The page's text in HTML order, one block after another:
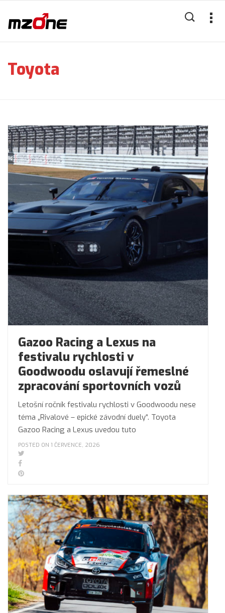
Toyota
Gazoo Racing a Lexus na
festivalu rychlosti v
Goodwoodu oslavují řemeslné
zpracování sportovních vozů
Letošní ročník festivalu rychlosti v Goodwoodu nese
téma „Rivalové – epické závodní duely“. Toyota
Gazoo Racing a Lexus uvedou tuto
POSTED ON 1 ČERVENCE, 2026